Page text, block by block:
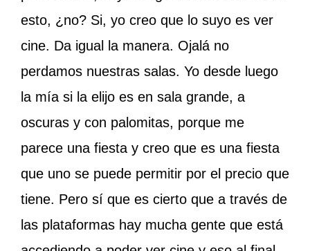
esto, ¿no? Si, yo creo que lo suyo es ver
cine. Da igual la manera. Ojalá no
perdamos nuestras salas. Yo desde luego
la mía si la elijo es en sala grande, a
oscuras y con palomitas, porque me
parece una fiesta y creo que es una fiesta
que uno se puede permitir por el precio que
tiene. Pero sí que es cierto que a través de
las plataformas hay mucha gente que está